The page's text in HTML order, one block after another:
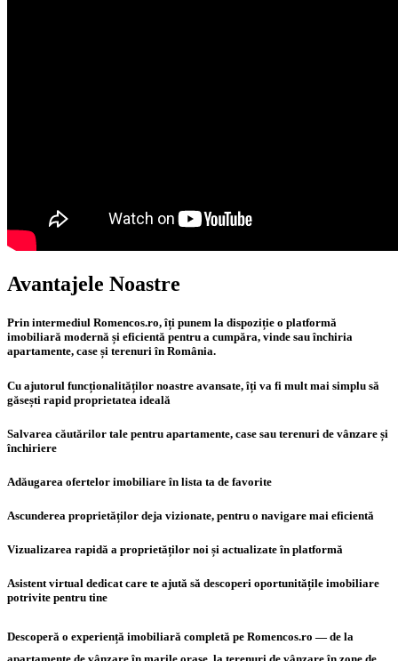
Avantajele Noastre
Prin intermediul Romencos.ro, îți punem la dispoziție o platformă
imobiliară modernă și eficientă pentru a cumpăra, vinde sau închiria
apartamente, case și terenuri în România.
Cu ajutorul funcționalităților noastre avansate, îți va fi mult mai simplu să
găsești rapid proprietatea ideală
Salvarea căutărilor tale pentru apartamente, case sau terenuri de vânzare și
închiriere
Adăugarea ofertelor imobiliare în lista ta de favorite
Ascunderea proprietăților deja vizionate, pentru o navigare mai eficientă
Vizualizarea rapidă a proprietăților noi și actualizate în platformă
Asistent virtual dedicat care te ajută să descoperi oportunitățile imobiliare
potrivite pentru tine
Descoperă o experiență imobiliară completă pe Romencos.ro — de la